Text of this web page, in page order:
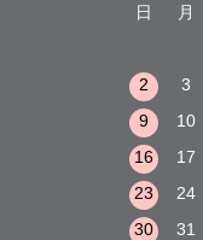
日
月
2
3
9
10
16
17
23
24
30
31